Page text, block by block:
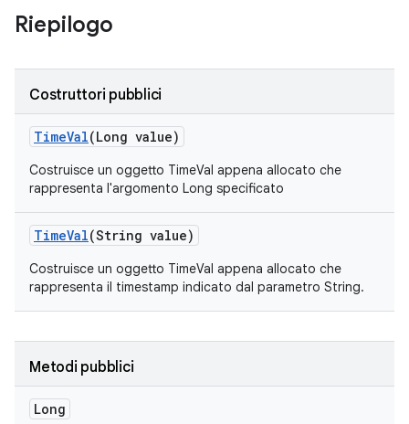
Riepilogo
Costruttori pubblici
TimeVal(Long value)
Costruisce un oggetto TimeVal appena allocato che
rappresenta l'argomento Long specificato
TimeVal(String value)
Costruisce un oggetto TimeVal appena allocato che
rappresenta il timestamp indicato dal parametro String.
Metodi pubblici
Long